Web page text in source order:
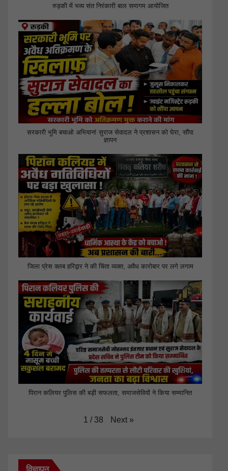
रुड़की में भव्य संत निरंकारी बाल समागम आयोजित
सरकारी भूमि बचाओ अभियान! सुराज सेवादल ने प्रशासन को घेरा, सौंपा
ज्ञापन
जिला प्रेस क्लब हरिद्वार ने की चिंता व्यक्त, अवैध कारोबार पर लगे लगाम
पिरान कलियर पुलिस की बड़ी सफलता, समाजसेवियों ने किया सम्मानित
1 / 38 Next »